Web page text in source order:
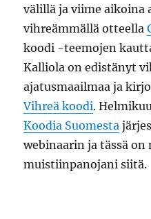
välillä ja viime aikoina
vihreämmällä otteella
koodi -teemojen
Kalliola on edistänyt
ajatusmaailmaa ja
Vihreä koodi.
Koodia Suomesta
webinaarin ja tässä on
muistiinpanojani siitä.